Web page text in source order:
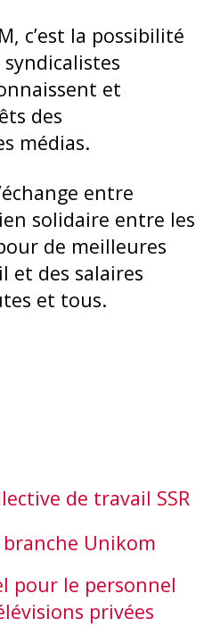
c’est la possibilité
et
des
médias.
entre
solidaire entre les
de meilleures
et des salaires
et tous.
de travail SSR
Unikom
pour le personnel
privées